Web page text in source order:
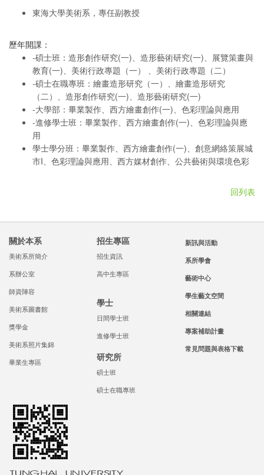
東海大學美術系，專任副教授
歷年開課：
-碩士班： 造形創作研究(一)、 造形藝術研究(一)、 展覽策畫與
教育(一)、 美術行政專題（一） 、 美術行政專題（二）
-碩士在職專班： 繪畫造形研究（一）、 繪畫造形研究
（二）、 造形創作研究(一)、 造形藝術研究(一)
-大學部： 畢業製作、 西方繪畫創作(一)、 色彩理論與應用
-進修學士班： 畢業製作、 西方繪畫創作(一)、 色彩理論與應
用
學士學分班： 畢業製作、 西方繪畫創作(一)、 創意網絡策展城
市I、 色彩理論與應用、 西方媒材創作、 公共藝術與環境色彩
回列表
關於本系
美術系所簡介
系辦公室
師資陣容
美術系圖書館
獎學金
美術系照片集錦
畢業生專區
招生專區
招生資訊
高中生專區
學士
日間學士班
進修學士班
研究所
碩士班
碩士在職專班
新訊與活動
系所學會
藝術中心
學生藝文空間
相關連結
專案補助計畫
常見問題與表格下載